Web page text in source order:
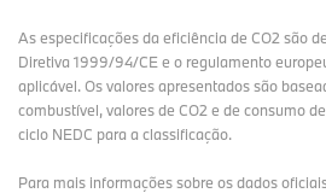
As especificações da eficiência de CO2 são
Diretiva 1999/94/CE e o regulamento
aplicável. Os valores apresentados são
combustível, valores de CO2 e de consumo
ciclo NEDC para a classificação.
Para mais informações sobre os dados